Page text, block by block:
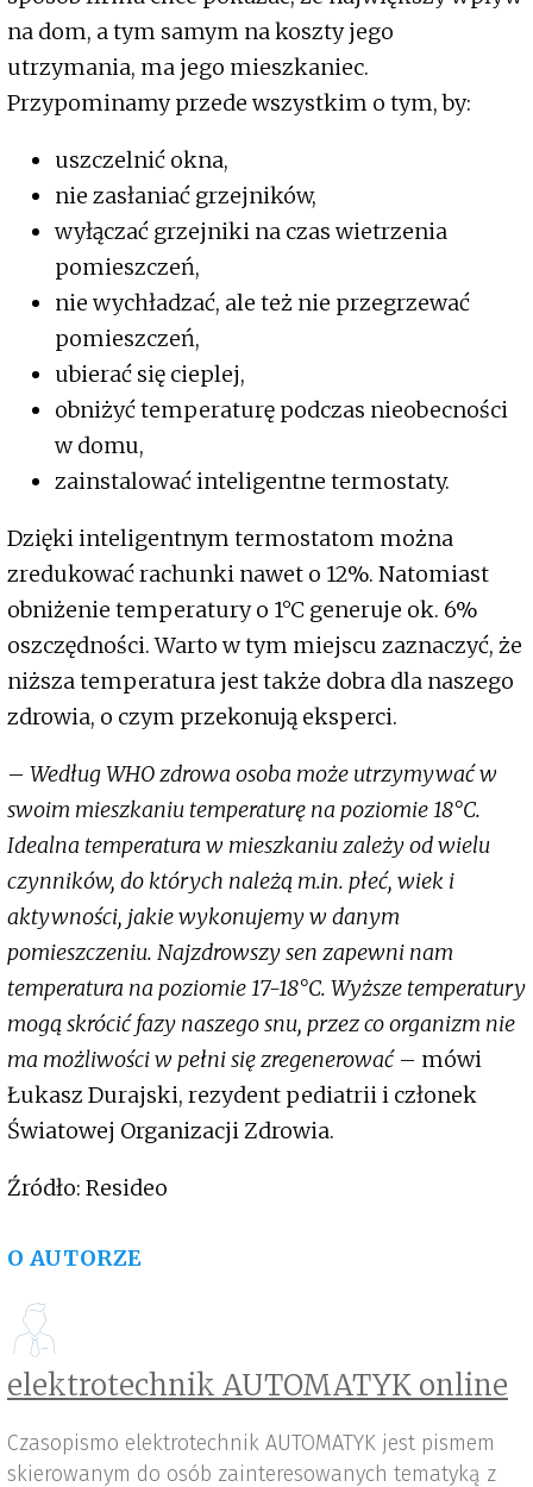
na dom, a tym samym na koszty jego
utrzymania, ma jego mieszkaniec.
Przypominamy przede wszystkim o tym, by:
uszczelnić okna,
nie zasłaniać grzejników,
wyłączać grzejniki na czas wietrzenia
pomieszczeń,
nie wychładzać, ale też nie przegrzewać
pomieszczeń,
ubierać się cieplej,
obniżyć temperaturę podczas nieobecności
w domu,
zainstalować inteligentne termostaty.
Dzięki inteligentnym termostatom można
zredukować rachunki nawet o 12%. Natomiast
obniżenie temperatury o 1°C generuje ok. 6%
oszczędności. Warto w tym miejscu zaznaczyć, że
niższa temperatura jest także dobra dla naszego
zdrowia, o czym przekonują eksperci.
– Według WHO zdrowa osoba może utrzymywać w
swoim mieszkaniu temperaturę na poziomie 18°C.
Idealna temperatura w mieszkaniu zależy od wielu
czynników, do których należą m.in. płeć, wiek i
aktywności, jakie wykonujemy w danym
pomieszczeniu. Najzdrowszy sen zapewni nam
temperatura na poziomie 17-18°C. Wyższe temperatury
mogą skrócić fazy naszego snu, przez co organizm nie
ma możliwości w pełni się zregenerować– mówi
Łukasz Durajski, rezydent pediatrii i członek
Światowej Organizacji Zdrowia.
Źródło: Resideo
O AUTORZE
elektrotechnik AUTOMATYK online
Czasopismo elektrotechnik AUTOMATYK jest pismem
skierowanym do osób zainteresowanych tematyką z